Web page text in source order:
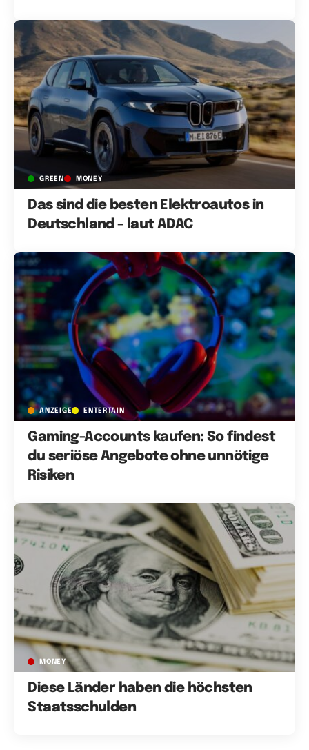
GREEN MONEY
Das sind die besten Elektroautos in
Deutschland – laut ADAC
ANZEIGE ENTERTAIN
Gaming-Accounts kaufen: So findest
du seriöse Angebote ohne unnötige
Risiken
MONEY
Diese Länder haben die höchsten
Staatsschulden